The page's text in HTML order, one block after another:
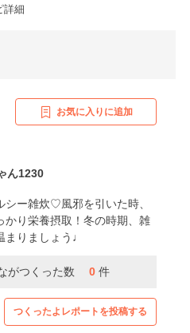
詳細
お気に入りに追加
ん1230
シー雑炊♡風邪を引いた時、
かり栄養摂取！冬の時期、雑
まりましょう♩
がつくった数 0 件
つくったよレポートを投稿する